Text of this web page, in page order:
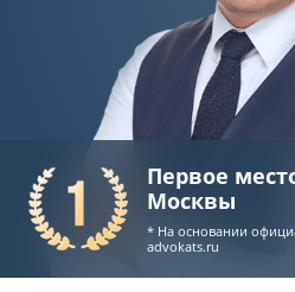
Первое
Москвы
* На основании
advokats.ru